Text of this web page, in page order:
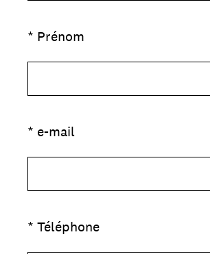
* Prénom
(Obligatoire)
* e-mail
(Obligatoire)
* Téléphone
(Obligatoire)